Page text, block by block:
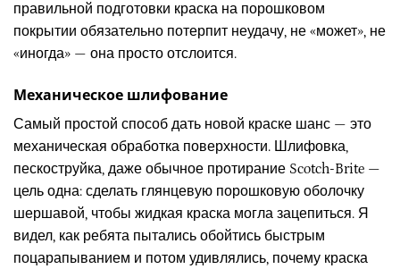
правильной подготовки краска на порошковом
покрытии обязательно потерпит неудачу, не «может», не
«иногда» — она просто отслоится.
Механическое шлифование
Самый простой способ дать новой краске шанс — это
механическая обработка поверхности. Шлифовка,
пескоструйка, даже обычное протирание Scotch-Brite —
цель одна: сделать глянцевую порошковую оболочку
шершавой, чтобы жидкая краска могла зацепиться. Я
видел, как ребята пытались обойтись быстрым
поцарапыванием и потом удивлялись, почему краска